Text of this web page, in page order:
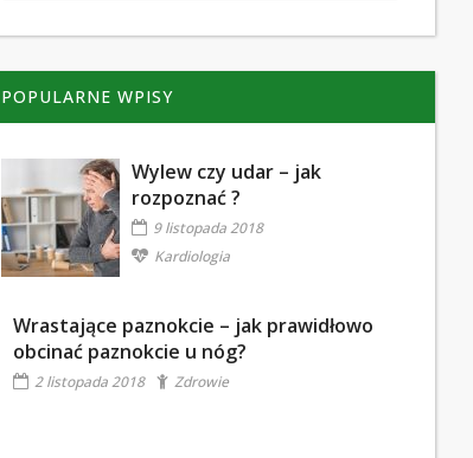
POPULARNE WPISY
Wylew czy udar – jak
rozpoznać ?
9 listopada 2018
Kardiologia
Wrastające paznokcie – jak prawidłowo
obcinać paznokcie u nóg?
2 listopada 2018 Zdrowie